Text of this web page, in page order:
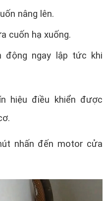
nâng lên.
cuốn hạ xuống.
động ngay lập tức khi
hiệu điều khiển được
nhấn đến motor cửa